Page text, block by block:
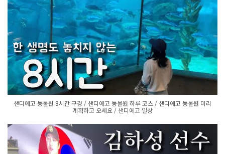
샌디에고 동물원 8시간 구경 / 샌디에고 동물원 하루 코스 / 샌디에고 동물원 미리
계획하고 오세요 / 샌디에고 일상